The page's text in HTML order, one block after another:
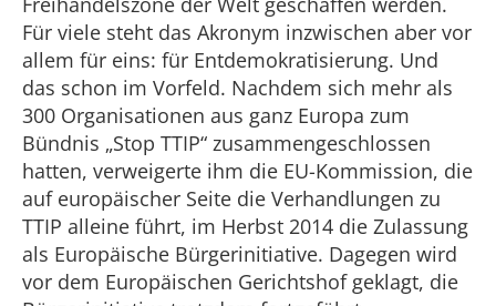
Für viele steht das Akronym inzwischen aber vor
allem für eins: für Entdemokratisierung. Und
das schon im Vorfeld. Nachdem sich mehr als
300 Organisationen aus ganz Europa zum
Bündnis „Stop TTIP“ zusammengeschlossen
hatten, verweigerte ihm die EU-Kommission, die
auf europäischer Seite die Verhandlungen zu
TTIP alleine führt, im Herbst 2014 die Zulassung
als Europäische Bürgerinitiative. Dagegen wird
vor dem Europäischen Gerichtshof geklagt, die